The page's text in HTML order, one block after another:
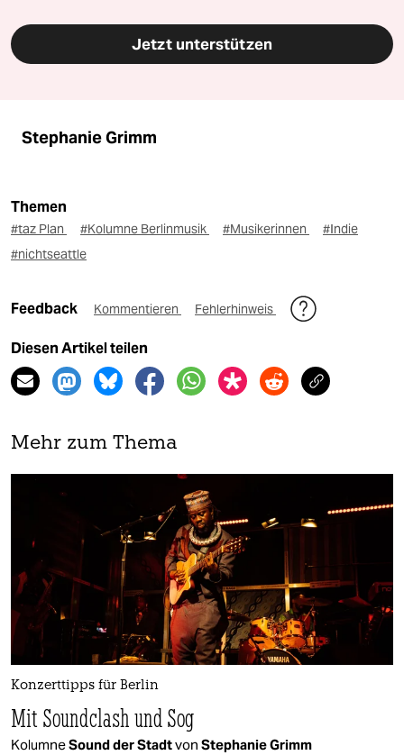
Jetzt unterstützen
Stephanie Grimm
Themen
#taz Plan #Kolumne Berlinmusik #Musikerinnen
#Indie
#nichtseattle
Feedback Kommentieren Fehlerhinweis
Diesen Artikel teilen
Mehr zum Thema
Konzerttipps für Berlin
Mit Soundclash und Sog
KolumneSound der Stadtvon Stephanie Grimm